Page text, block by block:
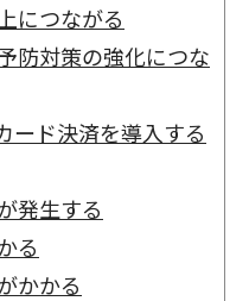
につながる
防対策の強化につな
ード決済を導入する
発生する
る
かかる